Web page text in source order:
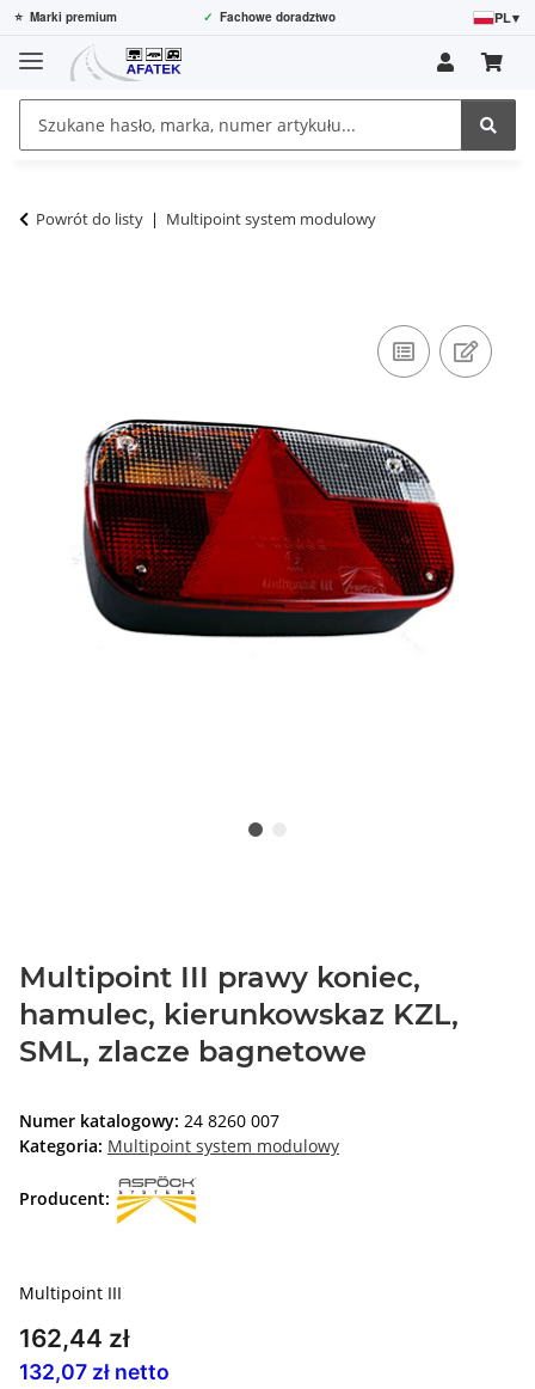
⭐ Marki premium ✓ Fachowe doradztwo PL▾
Powrót do listy Multipoint system modulowy
Multipoint III prawy koniec,
hamulec, kierunkowskaz KZL,
SML, zlacze bagnetowe
Numer katalogowy: 24 8260 007
Kategoria: Multipoint system modulowy
Producent:
Multipoint III
162,44 zł
132,07 zł netto